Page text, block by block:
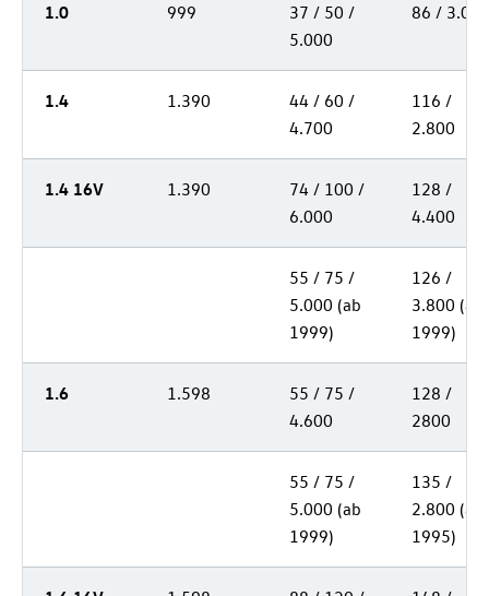
1.0 999
37 / 50 /
5.000
86 / 3.000
1.4 1.390
44 / 60 /
4.700
116 /
2.800
1.4 16V 1.390
74 / 100 /
6.000
128 /
4.400
55 / 75 /
5.000 (ab
1999)
126 /
3.800 (ab
1999)
1.6 1.598
55 / 75 /
4.600
128 /
2800
55 / 75 /
5.000 (ab
1999)
135 /
2.800 (ab
1995)